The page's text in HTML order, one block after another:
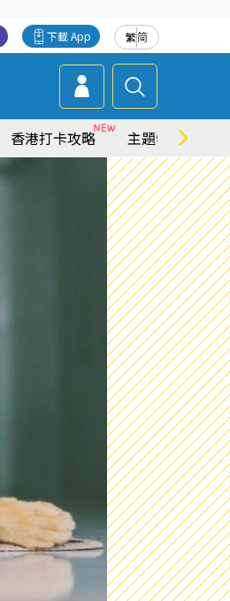
繁简
下載 App
香港打卡攻略 主題特集